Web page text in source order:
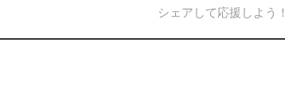
シェアして応援しよう！